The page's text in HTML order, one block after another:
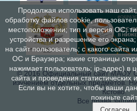
© 2016 Официальный сайт МАОУ
изучением отдельных предметов.
Кстово.
Все права
Продолжая использовать наш
обработку файлов cookie,
местоположении; тип и версия ОС;
устройства и разрешение его
на сайт пользователь; с какого сайта
ОС и Браузера; какие страницы
нажимает пользователь; ip-адрес) в
сайта и проведения статистических
Если вы не хотите, чтобы ваши
покиньте